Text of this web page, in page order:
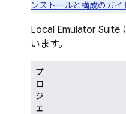
ンストールと構成のガイ
Local Emulator Suite
います。
プ
ロ
ジ
ェ